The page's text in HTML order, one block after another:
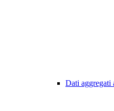
Dati aggregati